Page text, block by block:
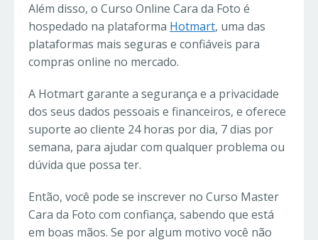
Além disso, o Curso Online Cara da Foto é
hospedado na plataforma Hotmart, uma das
plataformas mais seguras e confiáveis ​​para
compras online no mercado.
A Hotmart garante a segurança e a privacidade
dos seus dados pessoais e financeiros, e oferece
suporte ao cliente 24 horas por dia, 7 dias por
semana, para ajudar com qualquer problema ou
dúvida que possa ter.
Então, você pode se inscrever no Curso Master
Cara da Foto com confiança, sabendo que está
em boas mãos. Se por algum motivo você não